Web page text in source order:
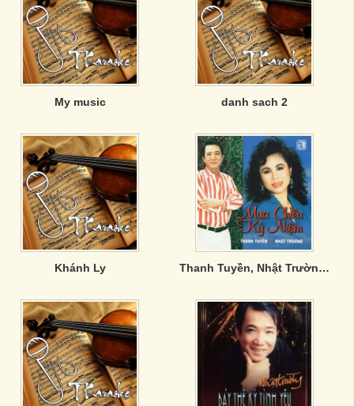
My music danh sach 2
Khánh Ly Thanh Tuyền, Nhật Trường - Mưa Chiều Kỷ Niệm